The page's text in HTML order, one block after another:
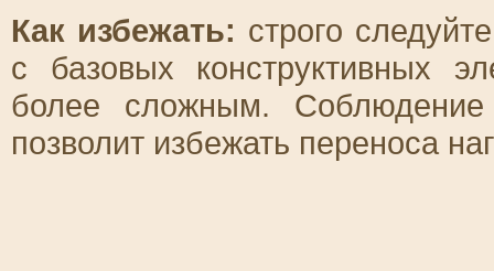
Как избежать: строго
с базовых конструктивных
более сложным. Соблюдение
позволит избежать переноса